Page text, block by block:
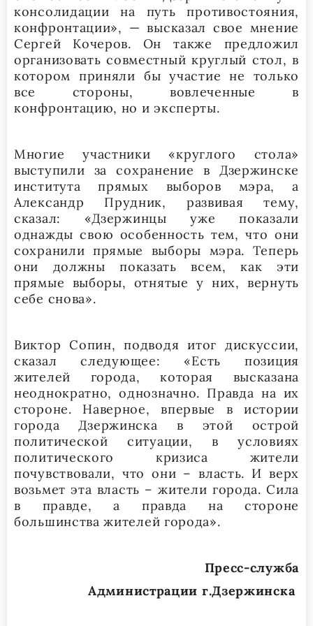
консолидации на путь противостояния,
конфронтации», — высказал свое мнение
Сергей Кочеров. Он также предложил
организовать совместный круглый стол, в
котором приняли бы участие не только
все стороны, вовлеченные в
конфронтацию, но и эксперты.
Многие участники «круглого стола»
выступили за сохранение в Дзержинске
института прямых выборов мэра, а
Александр Прудник, развивая тему,
сказал: «Дзержинцы уже показали
однажды свою особенность тем, что они
сохранили прямые выборы мэра. Теперь
они должны показать всем, как эти
прямые выборы, отнятые у них, вернуть
себе снова».
Виктор Сопин, подводя итог дискуссии,
сказал следующее: «Есть позиция
жителей города, которая высказана
неоднократно, однозначно. Правда на их
стороне. Наверное, впервые в истории
города Дзержинска в этой острой
политической ситуации, в условиях
политического кризиса жители
почувствовали, что они – власть. И верх
возьмет эта власть – жители города. Сила
в правде, а правда на стороне
большинства жителей города».
Пресс-служба
Администрации г.Дзержинска